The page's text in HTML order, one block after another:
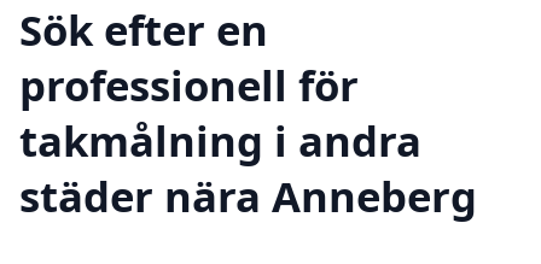
Sök efter en
professionell för
takmålning i andra
städer nära Anneberg